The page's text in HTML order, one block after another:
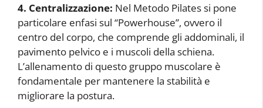
4. Centralizzazione: Nel Metodo Pilates si pone
particolare enfasi sul “Powerhouse”, ovvero il
centro del corpo, che comprende gli addominali, il
pavimento pelvico e i muscoli della schiena.
L’allenamento di questo gruppo muscolare è
fondamentale per mantenere la stabilità e
migliorare la postura.